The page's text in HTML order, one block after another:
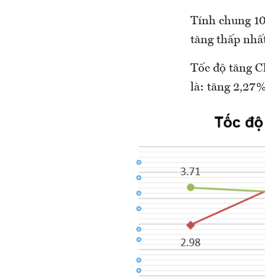
Tính chung
tăng thấp
Tốc độ tăng
là: tăng